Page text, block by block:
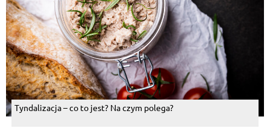
Tyndalizacja – co to jest? Na czym polega?